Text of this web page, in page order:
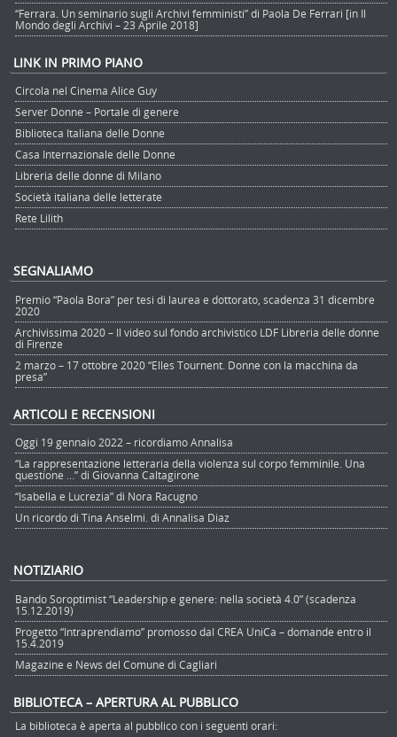
“Ferrara. Un seminario sugli Archivi femministi” di Paola De Ferrari [in Il
Mondo degli Archivi – 23 Aprile 2018]
LINK IN PRIMO PIANO
Circola nel Cinema Alice Guy
Server Donne – Portale di genere
Biblioteca Italiana delle Donne
Casa Internazionale delle Donne
Libreria delle donne di Milano
Società italiana delle letterate
Rete Lilith
SEGNALIAMO
Premio “Paola Bora” per tesi di laurea e dottorato, scadenza 31 dicembre
2020
Archivissima 2020 – Il video sul fondo archivistico LDF Libreria delle donne
di Firenze
2 marzo – 17 ottobre 2020 “Elles Tournent. Donne con la macchina da
presa”
ARTICOLI E RECENSIONI
Oggi 19 gennaio 2022 – ricordiamo Annalisa
“La rappresentazione letteraria della violenza sul corpo femminile. Una
questione …” di Giovanna Caltagirone
“Isabella e Lucrezia” di Nora Racugno
Un ricordo di Tina Anselmi. di Annalisa Diaz
NOTIZIARIO
Bando Soroptimist “Leadership e genere: nella società 4.0” (scadenza
15.12.2019)
Progetto “Intraprendiamo” promosso dal CREA UniCa – domande entro il
15.4.2019
Magazine e News del Comune di Cagliari
BIBLIOTECA – APERTURA AL PUBBLICO
La biblioteca è aperta al pubblico con i seguenti orari: